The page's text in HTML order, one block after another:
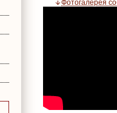
Фотогалерея